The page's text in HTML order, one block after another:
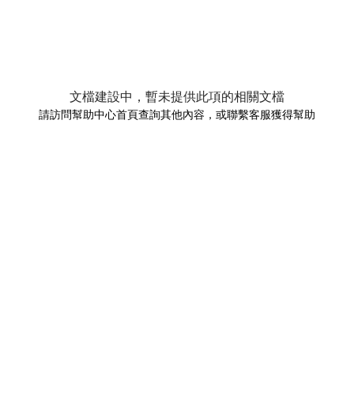
文檔建設中，暫未提供此項的相關文檔
請訪問幫助中心首頁查詢其他內容，或聯繫客服獲得幫助